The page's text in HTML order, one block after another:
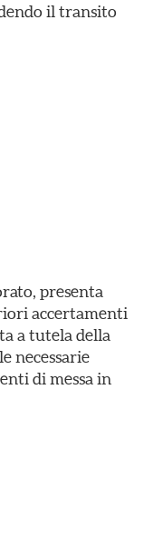
il transito
presenta
accertamenti
a tutela della
necessarie
di messa in